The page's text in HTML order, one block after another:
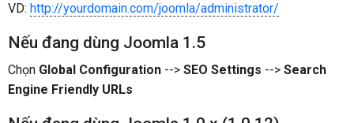
VD: http://yourdomain.com/joomla/administrator/
Nếu đang dùng Joomla 1.5
Chọn Global Configuration --> SEO Settings --> Search
Engine Friendly URLs